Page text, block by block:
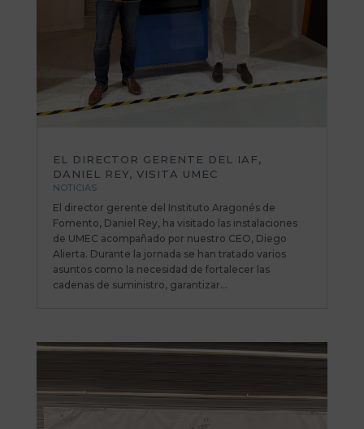
EL DIRECTOR GERENTE DEL IAF,
DANIEL REY, VISITA UMEC
NOTICIAS
El director gerente del Instituto Aragonés de
Fomento, Daniel Rey, ha visitado las instalaciones
de UMEC acompañado por nuestro CEO, Diego
Alierta. Durante la jornada se han tratado varios
asuntos como la necesidad de fortalecer las
cadenas de suministro, garantizar...